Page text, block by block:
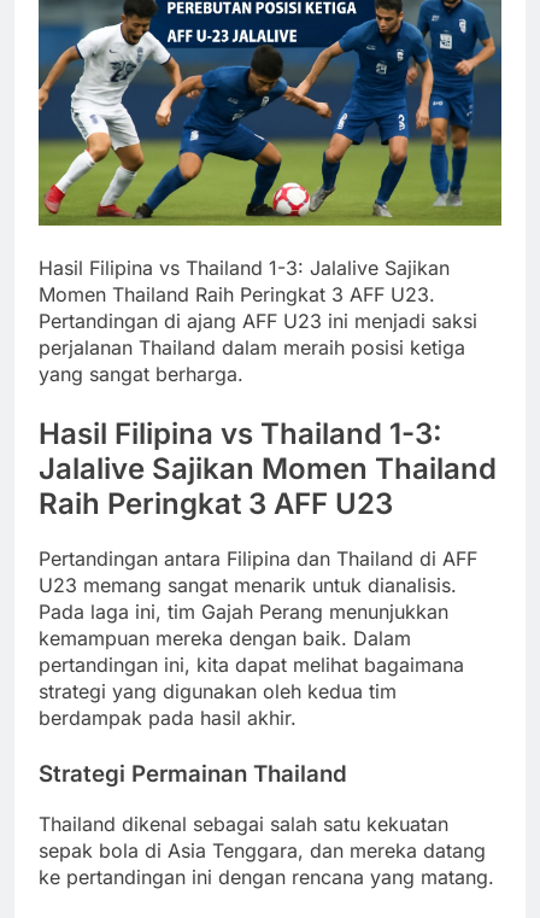
Hasil Filipina vs Thailand 1-3: Jalalive Sajikan
Momen Thailand Raih Peringkat 3 AFF U23.
Pertandingan di ajang AFF U23 ini menjadi saksi
perjalanan Thailand dalam meraih posisi ketiga
yang sangat berharga.
Hasil Filipina vs Thailand 1-3:
Jalalive Sajikan Momen Thailand
Raih Peringkat 3 AFF U23
Pertandingan antara Filipina dan Thailand di AFF
U23 memang sangat menarik untuk dianalisis.
Pada laga ini, tim Gajah Perang menunjukkan
kemampuan mereka dengan baik. Dalam
pertandingan ini, kita dapat melihat bagaimana
strategi yang digunakan oleh kedua tim
berdampak pada hasil akhir.
Strategi Permainan Thailand
Thailand dikenal sebagai salah satu kekuatan
sepak bola di Asia Tenggara, dan mereka datang
ke pertandingan ini dengan rencana yang matang.